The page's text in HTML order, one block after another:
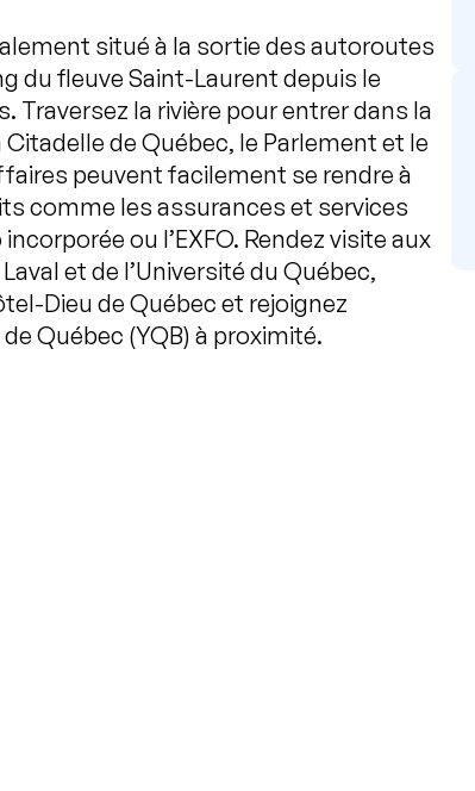
situé à la sortie des autoroutes
du fleuve Saint-Laurent depuis le
la rivière pour entrer dans la
de Québec, le Parlement et le
peuvent facilement se rendre à
comme les assurances et services
ou l’EXFO. Rendez visite aux
et de l’Université du Québec,
Dieu de Québec et rejoignez
Québec (YQB) à proximité.